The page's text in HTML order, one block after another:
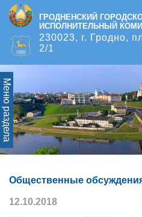
ГРОДНЕНСКИЙ
ИСПОЛНИТЕЛЬНЫЙ
230023, г. Гродно,
2/1
Меню раздела
Общественные
12.10.2018